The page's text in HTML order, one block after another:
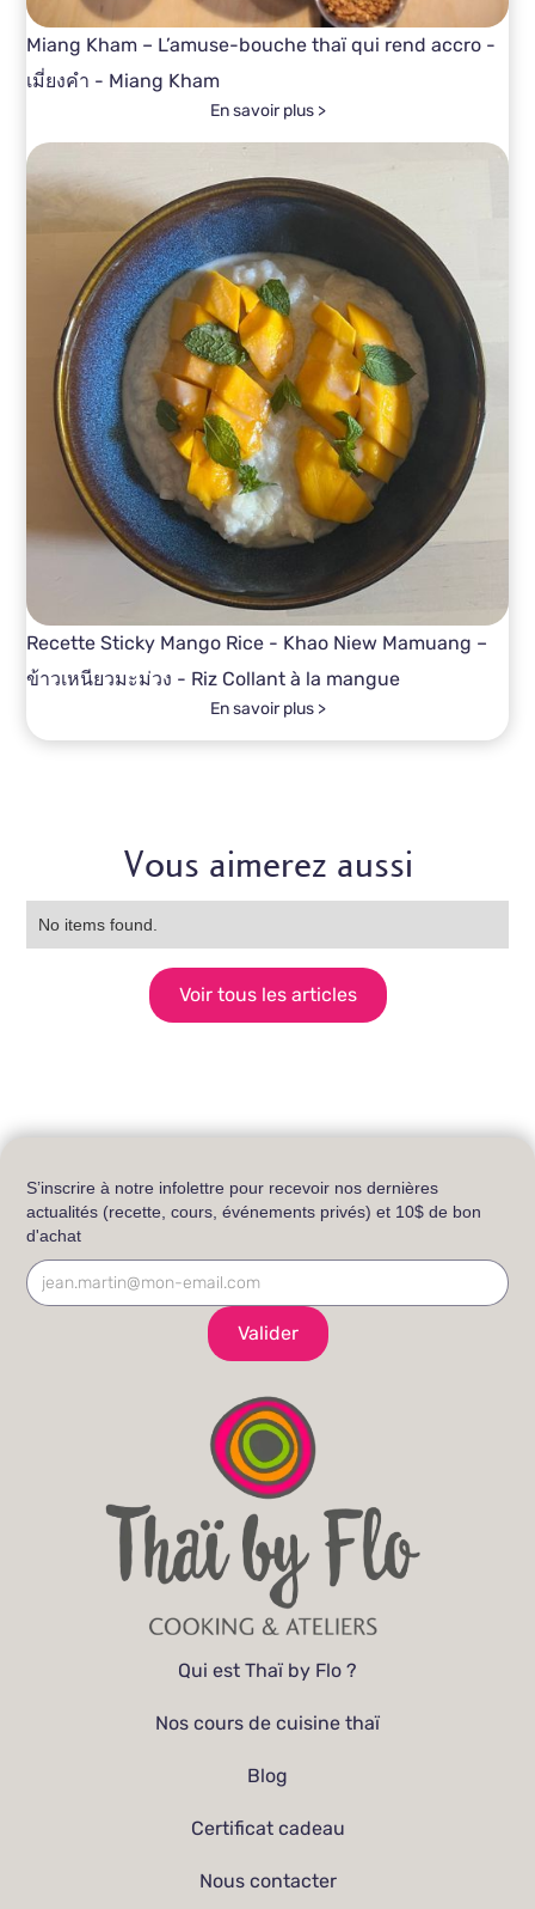
Miang Kham – L’amuse-bouche thaï qui rend accro -
เมี่ยงคำ - Miang Kham
En savoir plus >
Recette Sticky Mango Rice - Khao Niew Mamuang –
ข้าวเหนียวมะม่วง - Riz Collant à la mangue
En savoir plus >
Vous aimerez aussi
No items found.
Voir tous les articles
S’inscrire à notre infolettre pour recevoir nos dernières
actualités (recette, cours, événements privés) et 10$ de bon
d'achat
Qui est Thaï by Flo ?
Nos cours de cuisine thaï
Blog
Certificat cadeau
Nous contacter